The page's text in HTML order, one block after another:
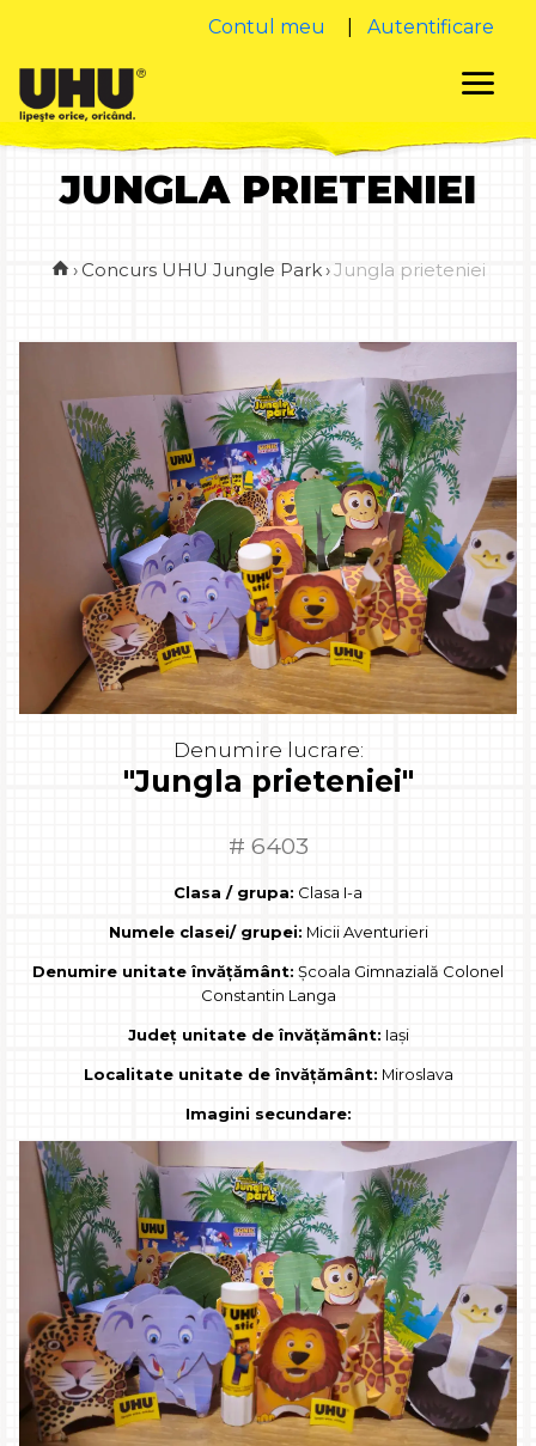
Contul meu Autentificare
JUNGLA PRIETENIEI
› Concurs UHU Jungle Park›Jungla prieteniei
Denumire lucrare:
"Jungla prieteniei"
# 6403
Clasa / grupa: Clasa I-a
Numele clasei/ grupei: Micii Aventurieri
Denumire unitate învățământ: Școala Gimnazială Colonel
Constantin Langa
Județ unitate de învățământ: Iași
Localitate unitate de învățământ: Miroslava
Imagini secundare: